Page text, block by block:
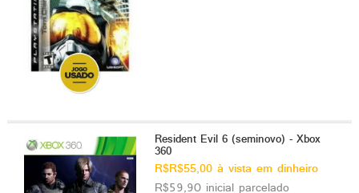
Resident Evil 6 (seminovo) - Xbox
360
R$R$55,00 à vista em dinheiro
R$59,90 inicial parcelado